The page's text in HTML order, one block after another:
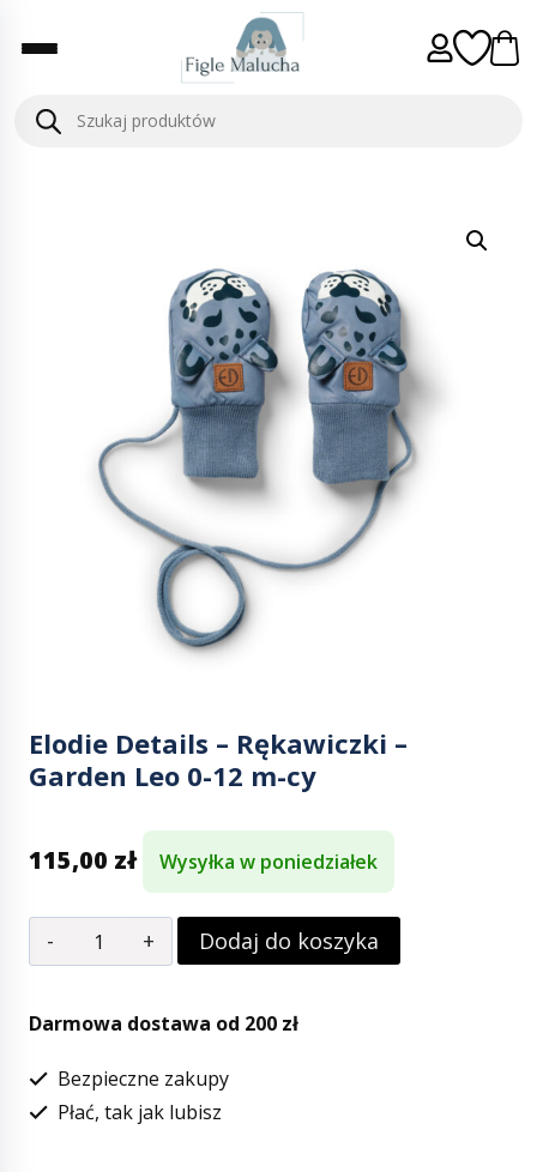
Elodie Details – Rękawiczki –
Garden Leo 0-12 m-cy
115,00 zł Wysyłka w poniedziałek
Dodaj do koszyka
Darmowa dostawa od 200 zł
Bezpieczne zakupy
Płać, tak jak lubisz